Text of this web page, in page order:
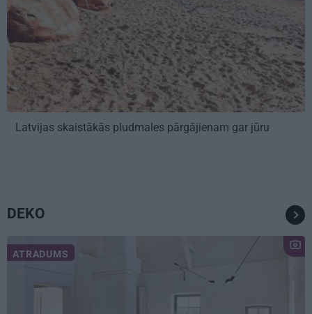
Latvijas skaistākās pludmales pārgājienam gar jūru
DEKO
ATRADUMS